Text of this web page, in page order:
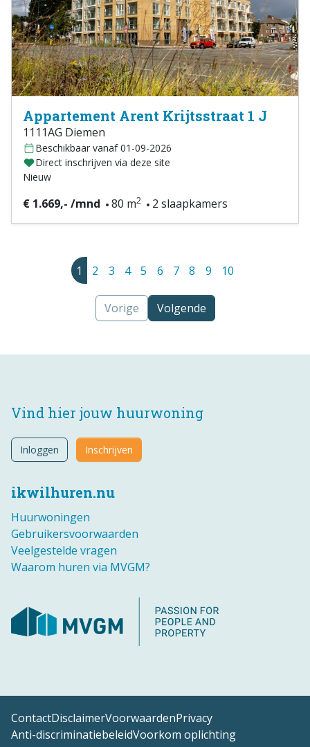
Appartement Arent Krijtsstraat 1 J
1111AG Diemen
Beschikbaar vanaf 01-09-2026
Direct inschrijven via deze site
Nieuw
€ 1.669,- /mnd 80 m2 2 slaapkamers
1 2 3 4 5 6 7 8 9 10
Vorige Volgende
ikwilhuren.nu
Huurwoningen
Gebruikersvoorwaarden
Veelgestelde vragen
Waarom huren via MVGM?
Vind hier jouw huurwoning
Inloggen Inschrijven
ContactDisclaimerVoorwaardenPrivacy
Anti-discriminatiebeleidVoorkom oplichting